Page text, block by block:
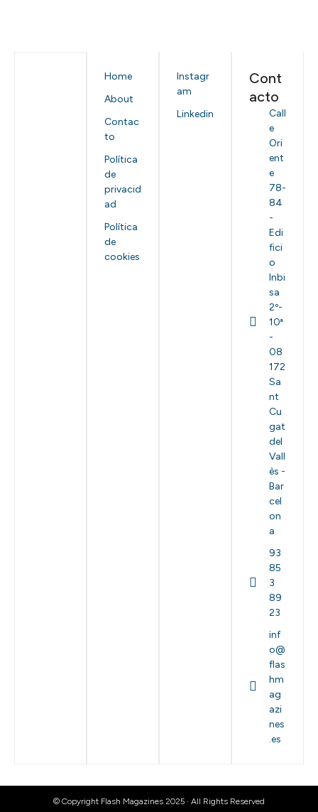
Home
About
Contac
to
Política
de
privacid
ad
Política
de
cookies
Instagr
am
Linkedin
Cont
acto
Call
e
Ori
ent
e
78-
84
-
Edi
fici
o
Inbi
sa
2º-
10ª
-
08
172
Sa
nt
Cu
gat
del
Vall
ès -
Bar
cel
on
a
93
85
3
89
23
inf
o@
flas
hm
ag
azi
nes
.es
© Copyright Flash Magazines 2025 · All Rights Reserved